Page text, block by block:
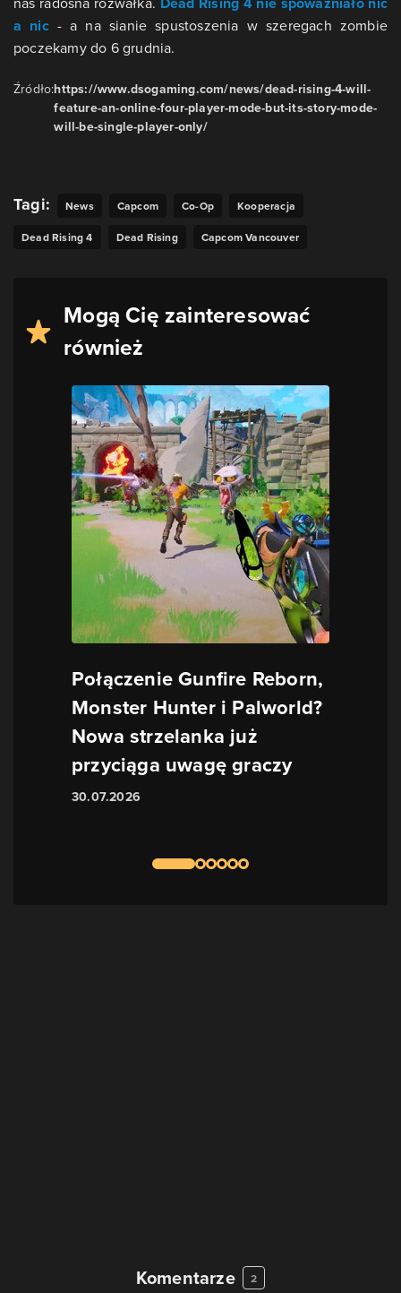
a nic- a na sianie spustoszenia w szeregach zombie
poczekamy do 6 grudnia.
Źródło:https://www.dsogaming.com/news/dead-rising-4-will-
feature-an-online-four-player-mode-but-its-story-mode-
will-be-single-player-only/
Tagi: News Capcom Co-Op
Kooperacja
Dead Rising 4
Dead Rising Capcom Vancouver
Mogą Cię zainteresować
również
Połączenie Gunfire Reborn,
Monster Hunter i Palworld?
Nowa strzelanka już
przyciąga uwagę graczy
30.07.2026
Komentarze 2